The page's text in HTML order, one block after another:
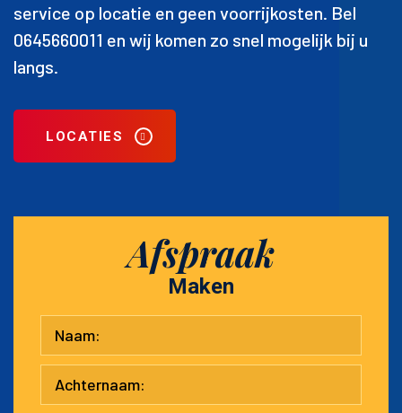
service op locatie en geen voorrijkosten. Bel
0645660011 en wij komen zo snel mogelijk bij u
langs.
LOCATIES
Afspraak
Maken